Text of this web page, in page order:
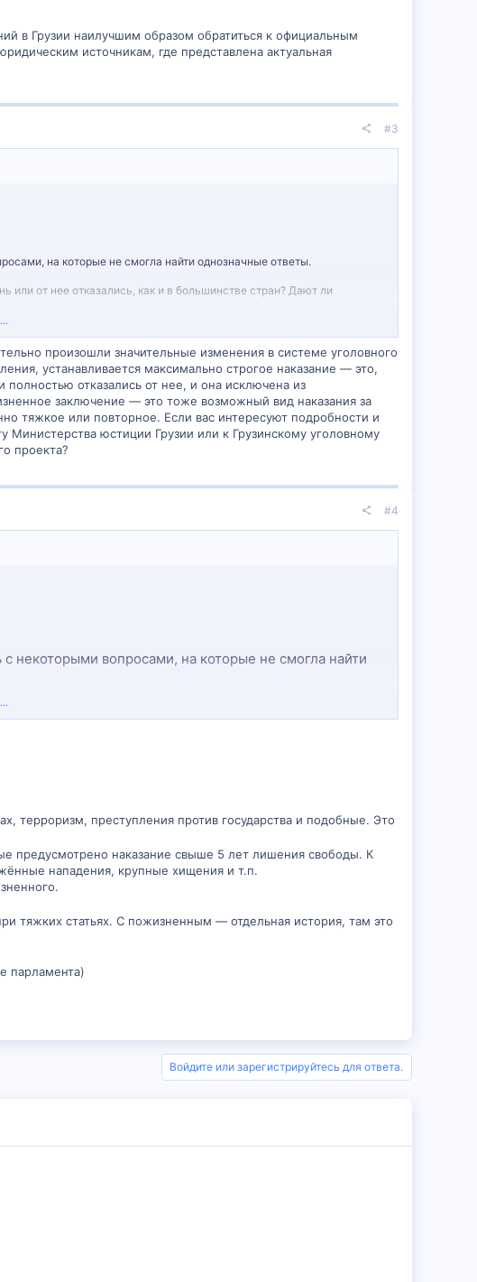
в Грузии наилучшим образом обратиться к официальным
источникам, где представлена актуальная
#3
на которые не смогла найти однозначные ответы.
или от нее отказались, как и в большинстве стран? Дают ли
где я могу узнать больше, буду очень признательна!
произошли значительные изменения в системе уголовного
устанавливается максимально строгое наказание — это,
отказались от нее, и она исключена из
заключение — это тоже возможный вид наказания за
тяжкое или повторное. Если вас интересуют подробности и
юстиции Грузии или к Грузинскому уголовному
проекта?
#4
некоторыми вопросами, на которые не смогла найти
смертная казнь или от нее отказались, как и в
источники, где я могу узнать больше, буду
терроризм, преступления против государства и подобные. Это
предусмотрено наказание свыше 5 лет лишения свободы. К
нападения, крупные хищения и т.п.
тяжких статьях. С пожизненным — отдельная история, там это
парламента)
Войдите или зарегистрируйтесь для ответа.